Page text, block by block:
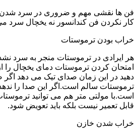
فن ها نقشی مهم و ضروری در سرد شدن
کار نکردن فن کندانسور نه یخچال سرد
خراب بودن ترموستات
هر ایرادی در ترموستات منجر به سرد
امتحان کردن ترموستات دمای یخچال را
دهید در این زمان صدای تیک می دهد اگر
ترموستات سالم است.اگر این صدا را
است.با مولتی متر هم می توانید
قابل تعمیر نیست بلکه باید تعویض شود.
خراب شدن خازن